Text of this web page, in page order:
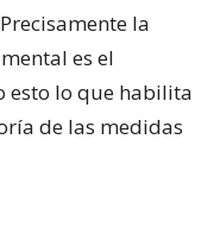
la
es el
esto lo que habilita
de las medidas